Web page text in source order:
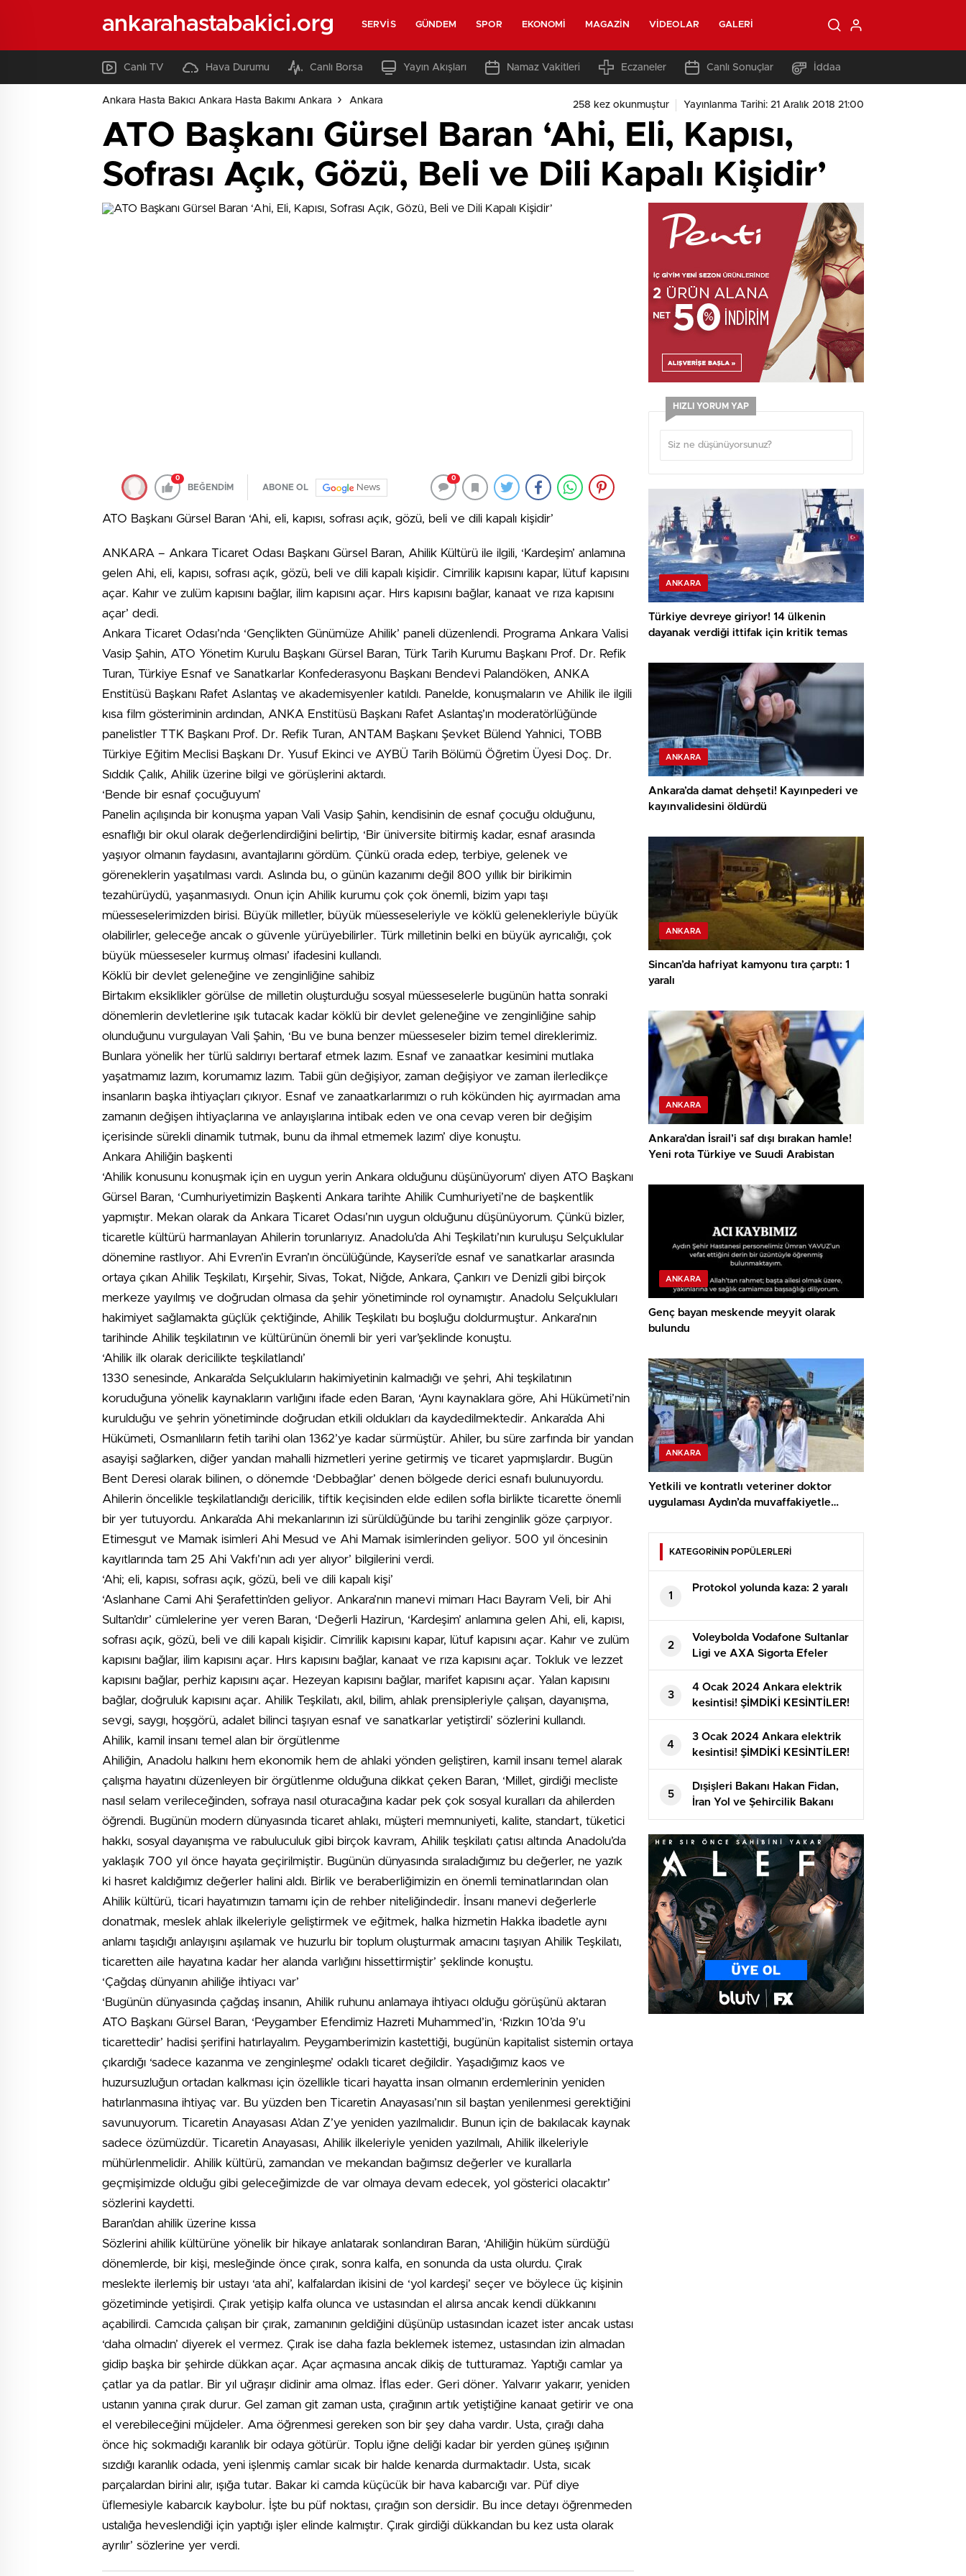
ankarahastabakici.org SERVIS GÜNDEM SPOR EKONOMI MAGAZIN VIDEOLAR GALERI
Canlı TV Hava Durumu Canlı Borsa Yayın Akışları Namaz Vakitleri Eczaneler Canlı Sonuçlar İddaa
Ankara Hasta Bakıcı Ankara Hasta Bakımı Ankara Ankara 258 kez okunmuştur Yayınlanma Tarihi: 21 Aralık 2018 21:00
ATO Başkanı Gürsel Baran ‘Ahi, Eli, Kapısı,
Sofrası Açık, Gözü, Beli ve Dili Kapalı Kişidir’
0
BEĞENDİM ABONE OL News
0
ATO Başkanı Gürsel Baran ‘Ahi, eli, kapısı, sofrası açık, gözü, beli ve dili kapalı kişidir’
ANKARA – Ankara Ticaret Odası Başkanı Gürsel Baran, Ahilik Kültürü ile ilgili, ‘Kardeşim’ anlamına
gelen Ahi, eli, kapısı, sofrası açık, gözü, beli ve dili kapalı kişidir. Cimrilik kapısını kapar, lütuf kapısını
açar. Kahır ve zulüm kapısını bağlar, ilim kapısını açar. Hırs kapısını bağlar, kanaat ve rıza kapısını
açar’ dedi.
Ankara Ticaret Odası’nda ‘Gençlikten Günümüze Ahilik’ paneli düzenlendi. Programa Ankara Valisi
Vasip Şahin, ATO Yönetim Kurulu Başkanı Gürsel Baran, Türk Tarih Kurumu Başkanı Prof. Dr. Refik
Turan, Türkiye Esnaf ve Sanatkarlar Konfederasyonu Başkanı Bendevi Palandöken, ANKA
Enstitüsü Başkanı Rafet Aslantaş ve akademisyenler katıldı. Panelde, konuşmaların ve Ahilik ile ilgili
kısa film gösteriminin ardından, ANKA Enstitüsü Başkanı Rafet Aslantaş’ın moderatörlüğünde
panelistler TTK Başkanı Prof. Dr. Refik Turan, ANTAM Başkanı Şevket Bülend Yahnici, TOBB
Türkiye Eğitim Meclisi Başkanı Dr. Yusuf Ekinci ve AYBÜ Tarih Bölümü Öğretim Üyesi Doç. Dr.
Sıddık Çalık, Ahilik üzerine bilgi ve görüşlerini aktardı.
‘Bende bir esnaf çocuğuyum’
Panelin açılışında bir konuşma yapan Vali Vasip Şahin, kendisinin de esnaf çocuğu olduğunu,
esnaflığı bir okul olarak değerlendirdiğini belirtip, ‘Bir üniversite bitirmiş kadar, esnaf arasında
yaşıyor olmanın faydasını, avantajlarını gördüm. Çünkü orada edep, terbiye, gelenek ve
göreneklerin yaşatılması vardı. Aslında bu, o günün kazanımı değil 800 yıllık bir birikimin
tezahürüydü, yaşanmasıydı. Onun için Ahilik kurumu çok çok önemli, bizim yapı taşı
müesseselerimizden birisi. Büyük milletler, büyük müesseseleriyle ve köklü gelenekleriyle büyük
olabilirler, geleceğe ancak o güvenle yürüyebilirler. Türk milletinin belki en büyük ayrıcalığı, çok
büyük müesseseler kurmuş olması’ ifadesini kullandı.
Köklü bir devlet geleneğine ve zenginliğine sahibiz
Birtakım eksiklikler görülse de milletin oluşturduğu sosyal müesseselerle bugünün hatta sonraki
dönemlerin devletlerine ışık tutacak kadar köklü bir devlet geleneğine ve zenginliğine sahip
olunduğunu vurgulayan Vali Şahin, ‘Bu ve buna benzer müesseseler bizim temel direklerimiz.
Bunlara yönelik her türlü saldırıyı bertaraf etmek lazım. Esnaf ve zanaatkar kesimini mutlaka
yaşatmamız lazım, korumamız lazım. Tabii gün değişiyor, zaman değişiyor ve zaman ilerledikçe
insanların başka ihtiyaçları çıkıyor. Esnaf ve zanaatkarlarımızı o ruh kökünden hiç ayırmadan ama
zamanın değişen ihtiyaçlarına ve anlayışlarına intibak eden ve ona cevap veren bir değişim
içerisinde sürekli dinamik tutmak, bunu da ihmal etmemek lazım’ diye konuştu.
Ankara Ahiliğin başkenti
‘Ahilik konusunu konuşmak için en uygun yerin Ankara olduğunu düşünüyorum’ diyen ATO Başkanı
Gürsel Baran, ‘Cumhuriyetimizin Başkenti Ankara tarihte Ahilik Cumhuriyeti’ne de başkentlik
yapmıştır. Mekan olarak da Ankara Ticaret Odası’nın uygun olduğunu düşünüyorum. Çünkü bizler,
ticaretle kültürü harmanlayan Ahilerin torunlarıyız. Anadolu’da Ahi Teşkilatı’nın kuruluşu Selçuklular
dönemine rastlıyor. Ahi Evren’in Evran’ın öncülüğünde, Kayseri’de esnaf ve sanatkarlar arasında
ortaya çıkan Ahilik Teşkilatı, Kırşehir, Sivas, Tokat, Niğde, Ankara, Çankırı ve Denizli gibi birçok
merkeze yayılmış ve doğrudan olmasa da şehir yönetiminde rol oynamıştır. Anadolu Selçukluları
hakimiyet sağlamakta güçlük çektiğinde, Ahilik Teşkilatı bu boşluğu doldurmuştur. Ankara’nın
tarihinde Ahilik teşkilatının ve kültürünün önemli bir yeri var’şeklinde konuştu.
‘Ahilik ilk olarak dericilikte teşkilatlandı’
1330 senesinde, Ankara’da Selçukluların hakimiyetinin kalmadığı ve şehri, Ahi teşkilatının
koruduğuna yönelik kaynakların varlığını ifade eden Baran, ‘Aynı kaynaklara göre, Ahi Hükümeti’nin
kurulduğu ve şehrin yönetiminde doğrudan etkili oldukları da kaydedilmektedir. Ankara’da Ahi
Hükümeti, Osmanlıların fetih tarihi olan 1362’ye kadar sürmüştür. Ahiler, bu süre zarfında bir yandan
asayişi sağlarken, diğer yandan mahalli hizmetleri yerine getirmiş ve ticaret yapmışlardır. Bugün
Bent Deresi olarak bilinen, o dönemde ‘Debbağlar’ denen bölgede derici esnafı bulunuyordu.
Ahilerin öncelikle teşkilatlandığı dericilik, tiftik keçisinden elde edilen sofla birlikte ticarette önemli
bir yer tutuyordu. Ankara’da Ahi mekanlarının izi sürüldüğünde bu tarihi zenginlik göze çarpıyor.
Etimesgut ve Mamak isimleri Ahi Mesud ve Ahi Mamak isimlerinden geliyor. 500 yıl öncesinin
kayıtlarında tam 25 Ahi Vakfı’nın adı yer alıyor’ bilgilerini verdi.
‘Ahi; eli, kapısı, sofrası açık, gözü, beli ve dili kapalı kişi’
‘Aslanhane Cami Ahi Şerafettin’den geliyor. Ankara’nın manevi mimarı Hacı Bayram Veli, bir Ahi
Sultan’dır’ cümlelerine yer veren Baran, ‘Değerli Hazirun, ‘Kardeşim’ anlamına gelen Ahi, eli, kapısı,
sofrası açık, gözü, beli ve dili kapalı kişidir. Cimrilik kapısını kapar, lütuf kapısını açar. Kahır ve zulüm
kapısını bağlar, ilim kapısını açar. Hırs kapısını bağlar, kanaat ve rıza kapısını açar. Tokluk ve lezzet
kapısını bağlar, perhiz kapısını açar. Hezeyan kapısını bağlar, marifet kapısını açar. Yalan kapısını
bağlar, doğruluk kapısını açar. Ahilik Teşkilatı, akıl, bilim, ahlak prensipleriyle çalışan, dayanışma,
sevgi, saygı, hoşgörü, adalet bilinci taşıyan esnaf ve sanatkarlar yetiştirdi’ sözlerini kullandı.
Ahilik, kamil insanı temel alan bir örgütlenme
Ahiliğin, Anadolu halkını hem ekonomik hem de ahlaki yönden geliştiren, kamil insanı temel alarak
çalışma hayatını düzenleyen bir örgütlenme olduğuna dikkat çeken Baran, ‘Millet, girdiği mecliste
nasıl selam verileceğinden, sofraya nasıl oturacağına kadar pek çok sosyal kuralları da ahilerden
öğrendi. Bugünün modern dünyasında ticaret ahlakı, müşteri memnuniyeti, kalite, standart, tüketici
hakkı, sosyal dayanışma ve rabuluculuk gibi birçok kavram, Ahilik teşkilatı çatısı altında Anadolu’da
yaklaşık 700 yıl önce hayata geçirilmiştir. Bugünün dünyasında sıraladığımız bu değerler, ne yazık
ki hasret kaldığımız değerler halini aldı. Birlik ve beraberliğimizin en önemli teminatlarından olan
Ahilik kültürü, ticari hayatımızın tamamı için de rehber niteliğindedir. İnsanı manevi değerlerle
donatmak, meslek ahlak ilkeleriyle geliştirmek ve eğitmek, halka hizmetin Hakka ibadetle aynı
anlamı taşıdığı anlayışını aşılamak ve huzurlu bir toplum oluşturmak amacını taşıyan Ahilik Teşkilatı,
ticaretten aile hayatına kadar her alanda varlığını hissettirmiştir’ şeklinde konuştu.
‘Çağdaş dünyanın ahiliğe ihtiyacı var’
‘Bugünün dünyasında çağdaş insanın, Ahilik ruhunu anlamaya ihtiyacı olduğu görüşünü aktaran
ATO Başkanı Gürsel Baran, ‘Peygamber Efendimiz Hazreti Muhammed’in, ‘Rızkın 10’da 9’u
ticarettedir’ hadisi şerifini hatırlayalım. Peygamberimizin kastettiği, bugünün kapitalist sistemin ortaya
çıkardığı ‘sadece kazanma ve zenginleşme’ odaklı ticaret değildir. Yaşadığımız kaos ve
huzursuzluğun ortadan kalkması için özellikle ticari hayatta insan olmanın erdemlerinin yeniden
hatırlanmasına ihtiyaç var. Bu yüzden ben Ticaretin Anayasası’nın sil baştan yenilenmesi gerektiğini
savunuyorum. Ticaretin Anayasası A’dan Z’ye yeniden yazılmalıdır. Bunun için de bakılacak kaynak
sadece özümüzdür. Ticaretin Anayasası, Ahilik ilkeleriyle yeniden yazılmalı, Ahilik ilkeleriyle
mühürlenmelidir. Ahilik kültürü, zamandan ve mekandan bağımsız değerler ve kurallarla
geçmişimizde olduğu gibi geleceğimizde de var olmaya devam edecek, yol gösterici olacaktır’
sözlerini kaydetti.
Baran’dan ahilik üzerine kıssa
Sözlerini ahilik kültürüne yönelik bir hikaye anlatarak sonlandıran Baran, ‘Ahiliğin hüküm sürdüğü
dönemlerde, bir kişi, mesleğinde önce çırak, sonra kalfa, en sonunda da usta olurdu. Çırak
meslekte ilerlemiş bir ustayı ‘ata ahi’, kalfalardan ikisini de ‘yol kardeşi’ seçer ve böylece üç kişinin
gözetiminde yetişirdi. Çırak yetişip kalfa olunca ve ustasından el alırsa ancak kendi dükkanını
açabilirdi. Camcıda çalışan bir çırak, zamanının geldiğini düşünüp ustasından icazet ister ancak ustası
‘daha olmadın’ diyerek el vermez. Çırak ise daha fazla beklemek istemez, ustasından izin almadan
gidip başka bir şehirde dükkan açar. Açar açmasına ancak dikiş de tutturamaz. Yaptığı camlar ya
çatlar ya da patlar. Bir yıl uğraşır didinir ama olmaz. İflas eder. Geri döner. Yalvarır yakarır, yeniden
ustanın yanına çırak durur. Gel zaman git zaman usta, çırağının artık yetiştiğine kanaat getirir ve ona
el verebileceğini müjdeler. Ama öğrenmesi gereken son bir şey daha vardır. Usta, çırağı daha
önce hiç sokmadığı karanlık bir odaya götürür. Toplu iğne deliği kadar bir yerden güneş ışığının
sızdığı karanlık odada, yeni işlenmiş camlar sıcak bir halde kenarda durmaktadır. Usta, sıcak
parçalardan birini alır, ışığa tutar. Bakar ki camda küçücük bir hava kabarcığı var. Püf diye
üflemesiyle kabarcık kaybolur. İşte bu püf noktası, çırağın son dersidir. Bu ince detayı öğrenmeden
ustalığa heveslendiği için yaptığı işler elinde kalmıştır. Çırak girdiği dükkandan bu kez usta olarak
ayrılır’ sözlerine yer verdi.
HIZLI YORUM YAP
ANKARA
Türkiye devreye giriyor! 14 ülkenin
dayanak verdiği ittifak için kritik temas
ANKARA
Ankara’da damat dehşeti! Kayınpederi ve
kayınvalidesini öldürdü
ANKARA
Sincan’da hafriyat kamyonu tıra çarptı: 1
yaralı
ANKARA
Ankara’dan İsrail’i saf dışı bırakan hamle!
Yeni rota Türkiye ve Suudi Arabistan
ANKARA
Genç bayan meskende meyyit olarak
bulundu
ANKARA
Yetkili ve kontratlı veteriner doktor
uygulaması Aydın’da muvaffakiyetle
KATEGORİNİN POPÜLERLERİ
1
Protokol yolunda kaza: 2 yaralı
2
Voleybolda Vodafone Sultanlar
Ligi ve AXA Sigorta Efeler
Ligi’nde ikinci yarı başlıyor
3
4 Ocak 2024 Ankara elektrik
kesintisi! ŞİMDİKİ KESİNTİLER!
Ankara’da elektrikler ne vakit
gelecek?
4
3 Ocak 2024 Ankara elektrik
kesintisi! ŞİMDİKİ KESİNTİLER!
Ankara’da elektrikler ne vakit
gelecek?
5
Dışişleri Bakanı Hakan Fidan,
İran Yol ve Şehircilik Bakanı
Mehrdad Bezrpaş’ı Ankara’da
ağırladı